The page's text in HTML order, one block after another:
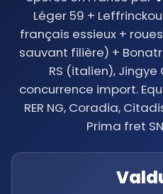
Léger 59 +
français essieux +
sauvant filière) +
RS (italien),
concurrence import.
RER NG, Coradia,
Prima fret